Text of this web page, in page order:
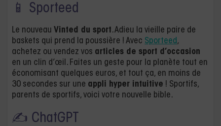
📱 Sporteed
Le nouveau Vinted du sport. Adieu la vieille paire de
baskets qui prend la poussière ! Avec Sporteed,
achetez ou vendez vos articles de sport d’occasion
en un clin d’œil. Faites un geste pour la planète tout en
économisant quelques euros, et tout ça, en moins de
30 secondes sur une appli hyper intuitive ! Sportifs,
parents de sportifs, voici votre nouvelle bible.
✍ ChatGPT